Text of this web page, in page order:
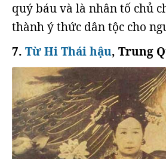
quý báu và là nhân tố chủ
thành ý thức dân tộc cho
7. Từ Hi Thái hậu, Trung